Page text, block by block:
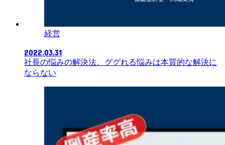
経営
2022.03.31
社長の悩みの解決法。ググれる悩みは本質的な解決に
ならない